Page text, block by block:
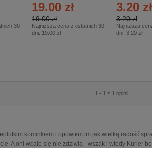
30
19.00 zł
19.00 zł
Najniższa cena z ostatnich 30
dni: 19.00 zł
3.20 zł
3.20 zł
Najniższa
dni: 3.20 zł
1 - 1 z 1 opinii
kominkiem i opowiem im jak wielką radość
A oni wcale się nie zdziwią - wszak i wtedy Kurier